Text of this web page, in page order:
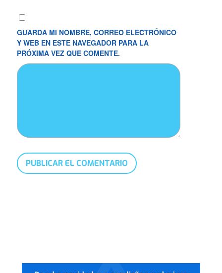
GUARDA MI NOMBRE, CORREO ELECTRÓNICO
Y WEB EN ESTE NAVEGADOR PARA LA
PRÓXIMA VEZ QUE COMENTE.